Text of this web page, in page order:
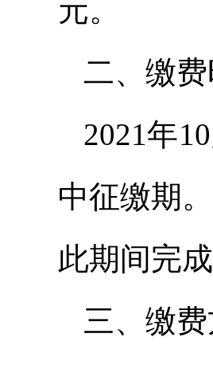
元。
二、缴
2021年
中征缴期
此期间完
三、缴